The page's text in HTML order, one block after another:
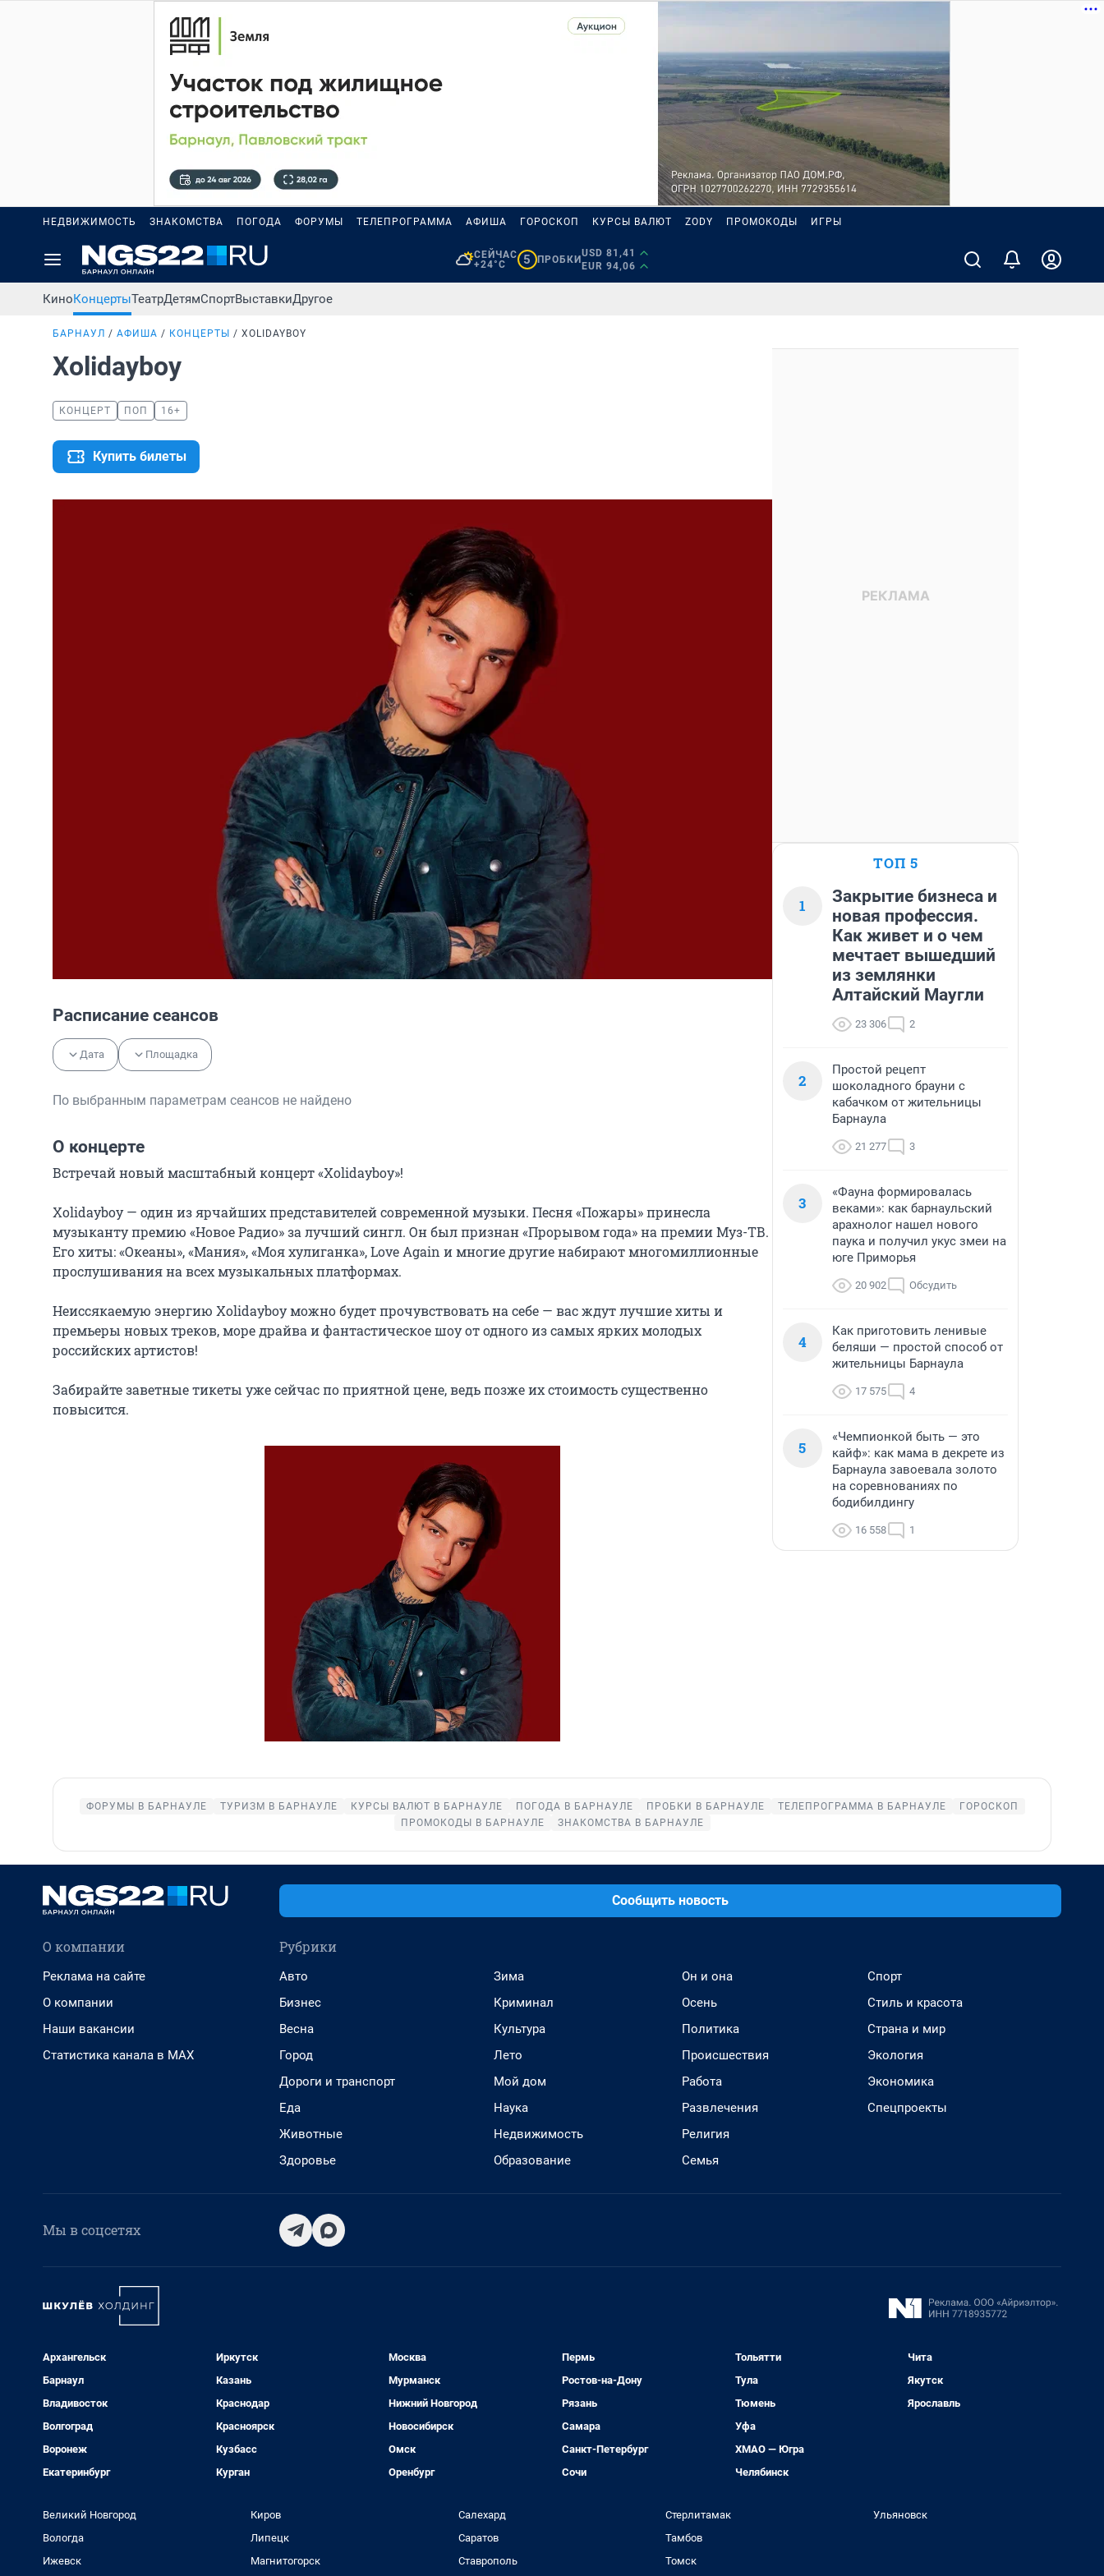
НЕДВИЖИМОСТЬ ЗНАКОМСТВА ПОГОДА ФОРУМЫ ТЕЛЕПРОГРАММА АФИША ГОРОСКОП КУРСЫ ВАЛЮТ ZODY ПРОМОКОДЫ ИГРЫ
СЕЙЧАС
+24°C
5 ПРОБКИ
USD 81,41
EUR 94,06
КиноКонцертыТеатрДетямСпортВыставкиДругое
БАРНАУЛ АФИША КОНЦЕРТЫ XOLIDAYBOY
Xolidayboy
КОНЦЕРТ ПОП 16+
Купить билеты
Расписание сеансов
Дата Площадка
По выбранным параметрам сеансов не найдено
О концерте
Встречай новый масштабный концерт «Xolidayboy»!
Xolidayboy — один из ярчайших представителей современной музыки. Песня «Пожары» принесла
музыканту премию «Новое Радио» за лучший сингл. Он был признан «Прорывом года» на премии Муз-ТВ.
Его хиты: «Океаны», «Мания», «Моя хулиганка», Love Again и многие другие набирают многомиллионные
прослушивания на всех музыкальных платформах.
Неиссякаемую энергию Xolidayboy можно будет прочувствовать на себе — вас ждут лучшие хиты и
премьеры новых треков, море драйва и фантастическое шоу от одного из самых ярких молодых
российских артистов!
Забирайте заветные тикеты уже сейчас по приятной цене, ведь позже их стоимость существенно
повысится.
ТОП 5
1
Закрытие бизнеса и
новая профессия.
Как живет и о чем
мечтает вышедший
из землянки
Алтайский Маугли
23 306 2
2
Простой рецепт
шоколадного брауни с
кабачком от жительницы
Барнаула
21 277 3
3
«Фауна формировалась
веками»: как барнаульский
арахнолог нашел нового
паука и получил укус змеи на
юге Приморья
20 902 Обсудить
4
Как приготовить ленивые
беляши — простой способ от
жительницы Барнаула
17 575 4
5
«Чемпионкой быть — это
кайф»: как мама в декрете из
Барнаула завоевала золото
на соревнованиях по
бодибилдингу
16 558 1
ФОРУМЫ В БАРНАУЛЕ ТУРИЗМ В БАРНАУЛЕ КУРСЫ ВАЛЮТ В БАРНАУЛЕ ПОГОДА В БАРНАУЛЕ ПРОБКИ В БАРНАУЛЕ ТЕЛЕПРОГРАММА В БАРНАУЛЕ
ГОРОСКОП
ПРОМОКОДЫ В БАРНАУЛЕ
ЗНАКОМСТВА В БАРНАУЛЕ
Сообщить новость
О компании
Реклама на сайте
О компании
Наши вакансии
Статистика канала в MAX
Рубрики
Авто
Бизнес
Весна
Город
Дороги и транспорт
Еда
Животные
Здоровье
Зима
Криминал
Культура
Лето
Мой дом
Наука
Недвижимость
Образование
Он и она
Осень
Политика
Происшествия
Работа
Развлечения
Религия
Семья
Спорт
Стиль и красота
Страна и мир
Экология
Экономика
Спецпроекты
Мы в соцсетях
Архангельск
Барнаул
Владивосток
Волгоград
Воронеж
Екатеринбург
Иркутск
Казань
Краснодар
Красноярск
Кузбасс
Курган
Москва
Мурманск
Нижний Новгород
Новосибирск
Омск
Оренбург
Пермь
Ростов-на-Дону
Рязань
Самара
Санкт-Петербург
Сочи
Тольятти
Тула
Тюмень
Уфа
ХМАО — Югра
Челябинск
Чита
Якутск
Ярославль
Великий Новгород
Вологда
Ижевск
Киров
Липецк
Магнитогорск
Салехард
Саратов
Ставрополь
Стерлитамак
Тамбов
Томск
Ульяновск